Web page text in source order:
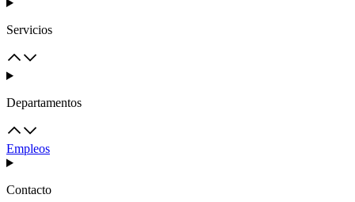
Servicios
Departamentos
Empleos
Contacto